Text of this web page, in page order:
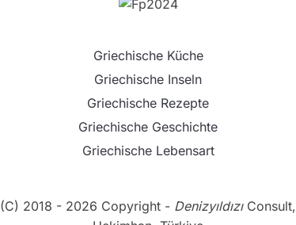
Griechische Küche
Griechische Inseln
Griechische Rezepte
Griechische Geschichte
Griechische Lebensart
(C) 2018 - 2026 Copyright - DenizyıldızıConsult,